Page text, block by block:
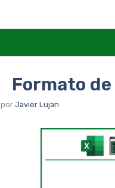
Formato
por Javier Lujan